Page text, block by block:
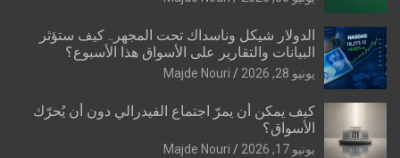
الدولار شيكل وناسداك تحت المجهر.. كيف ستؤثر
البيانات والتقارير على الأسواق هذا الأسبوع؟
يونيو 28, 2026 Majde Nouri
كيف يمكن أن يمرّ اجتماع الفيدرالي دون أن يُحرّك
الأسواق؟
يونيو 17, 2026 Majde Nouri